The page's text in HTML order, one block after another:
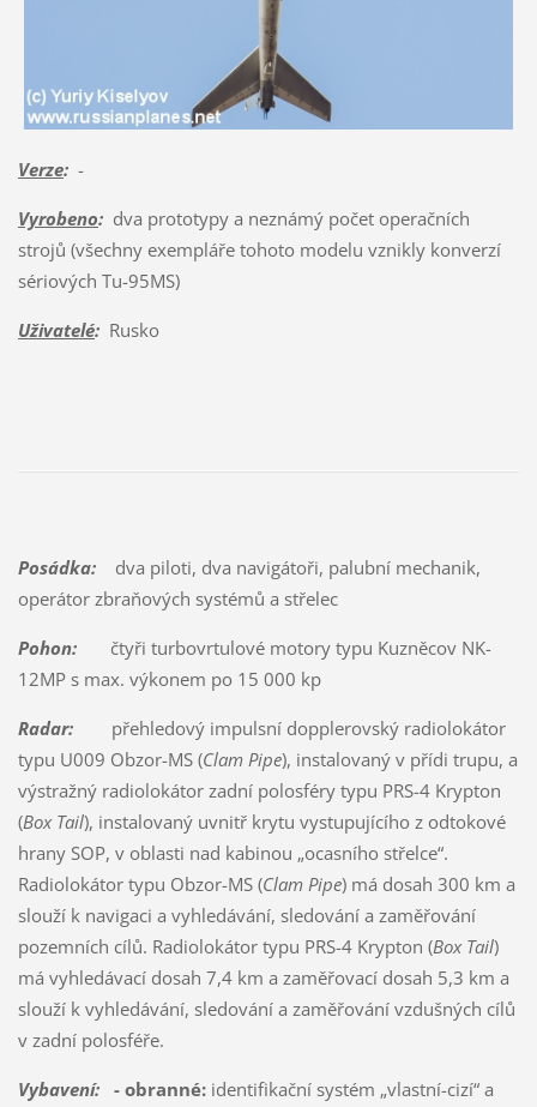
Verze:-
Vyrobeno:dva prototypy a neznámý počet operačních
strojů (všechny exempláře tohoto modelu vznikly konverzí
sériových Tu-95MS)
Uživatelé:Rusko
Posádka:dva piloti, dva navigátoři, palubní mechanik,
operátor zbraňových systémů a střelec
Pohon:čtyři turbovrtulové motory typu Kuzněcov NK-
12MP s max. výkonem po 15 000 kp
Radar:přehledový impulsní dopplerovský radiolokátor
typu U009 Obzor-MS (Clam Pipe), instalovaný v přídi trupu, a
výstražný radiolokátor zadní polosféry typu PRS-4 Krypton
(Box Tail), instalovaný uvnitř krytu vystupujícího z odtokové
hrany SOP, v oblasti nad kabinou „ocasního střelce“.
Radiolokátor typu Obzor-MS (Clam Pipe) má dosah 300 km a
slouží k navigaci a vyhledávání, sledování a zaměřování
pozemních cílů. Radiolokátor typu PRS-4 Krypton (Box Tail)
má vyhledávací dosah 7,4 km a zaměřovací dosah 5,3 km a
slouží k vyhledávání, sledování a zaměřování vzdušných cílů
v zadní polosféře.
Vybavení: - obranné:identifikační systém „vlastní-cizí“ a